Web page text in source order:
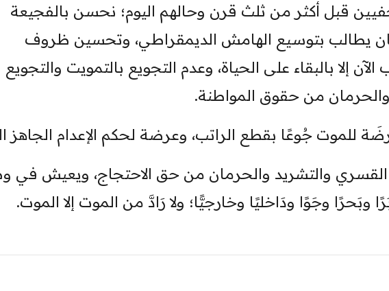
قبل أكثر من ثلث قرن وحالهم اليوم؛ نحسن بالفجيعة
يطالب بتوسيع الهامش الديمقراطي، وتحسين ظروف
إلا بالبقاء على الحياة، وعدم التجويع بالتمويت والتجويع
والحرمان من حقوق المواطنة.
للموت جُوعًا بقطع الراتب، وعرضة لحكم الإعدام الجاهز
القسري والتشريد والحرمان من حق الاحتجاج، ويعيش في
وجَوًا ودَاخليًا وخارجيًّا؛ ولا رَادَّ من الموت إلا الموت.